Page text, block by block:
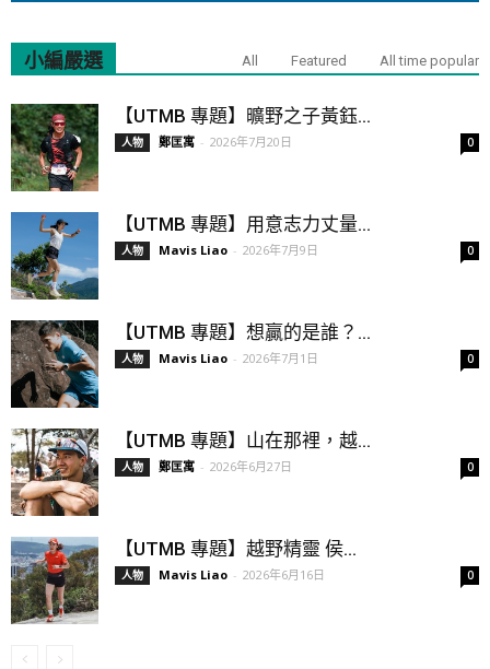
小編嚴選 All Featured All time popular
【UTMB 專題】曠野之子黃鈺...
人物 鄭匡寓 - 2026年7月20日 0
【UTMB 專題】用意志力丈量...
人物 Mavis Liao - 2026年7月9日 0
【UTMB 專題】想贏的是誰？...
人物 Mavis Liao - 2026年7月1日 0
【UTMB 專題】山在那裡，越...
人物 鄭匡寓 - 2026年6月27日 0
【UTMB 專題】越野精靈 侯...
人物 Mavis Liao - 2026年6月16日 0